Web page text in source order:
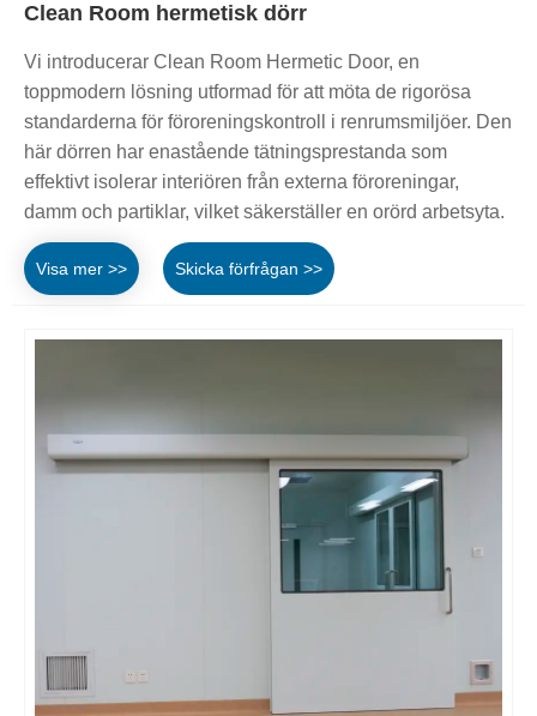
Clean Room hermetisk dörr
Vi introducerar Clean Room Hermetic Door, en
toppmodern lösning utformad för att möta de rigorösa
standarderna för föroreningskontroll i renrumsmiljöer. Den
här dörren har enastående tätningsprestanda som
effektivt isolerar interiören från externa föroreningar,
damm och partiklar, vilket säkerställer en orörd arbetsyta.
Visa mer >> Skicka förfrågan >>